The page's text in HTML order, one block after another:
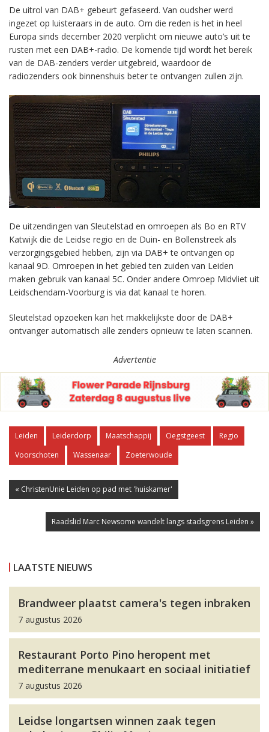
De uitrol van DAB+ gebeurt gefaseerd. Van oudsher werd
ingezet op luisteraars in de auto. Om die reden is het in heel
Europa sinds december 2020 verplicht om nieuwe auto’s uit te
rusten met een DAB+-radio. De komende tijd wordt het bereik
van de DAB-zenders verder uitgebreid, waardoor de
radiozenders ook binnenshuis beter te ontvangen zullen zijn.
De uitzendingen van Sleutelstad en omroepen als Bo en RTV
Katwijk die de Leidse regio en de Duin- en Bollenstreek als
verzorgingsgebied hebben, zijn via DAB+ te ontvangen op
kanaal 9D. Omroepen in het gebied ten zuiden van Leiden
maken gebruik van kanaal 5C. Onder andere Omroep Midvliet uit
Leidschendam-Voorburg is via dat kanaal te horen.
Sleutelstad opzoeken kan het makkelijkste door de DAB+
ontvanger automatisch alle zenders opnieuw te laten scannen.
Advertentie
Leiden Leiderdorp Maatschappij Oegstgeest
Regio
Voorschoten
Wassenaar Zoeterwoude
« ChristenUnie Leiden op pad met 'huiskamer'
Raadslid Marc Newsome wandelt langs stadsgrens Leiden »
LAATSTE NIEUWS
Brandweer plaatst camera's tegen inbraken
7 augustus 2026
Restaurant Porto Pino heropent met
mediterrane menukaart en sociaal initiatief
7 augustus 2026
Leidse longartsen winnen zaak tegen